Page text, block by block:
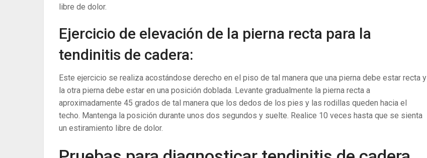
libre de dolor.
Ejercicio de elevación de la pierna recta para la
tendinitis de cadera:
Este ejercicio se realiza acostándose derecho en el piso de tal manera que una pierna debe estar recta y
la otra pierna debe estar en una posición doblada. Levante gradualmente la pierna recta a
aproximadamente 45 grados de tal manera que los dedos de los pies y las rodillas queden hacia el
techo. Mantenga la posición durante unos dos segundos y suelte. Realice 10 veces hasta que se sienta
un estiramiento libre de dolor.